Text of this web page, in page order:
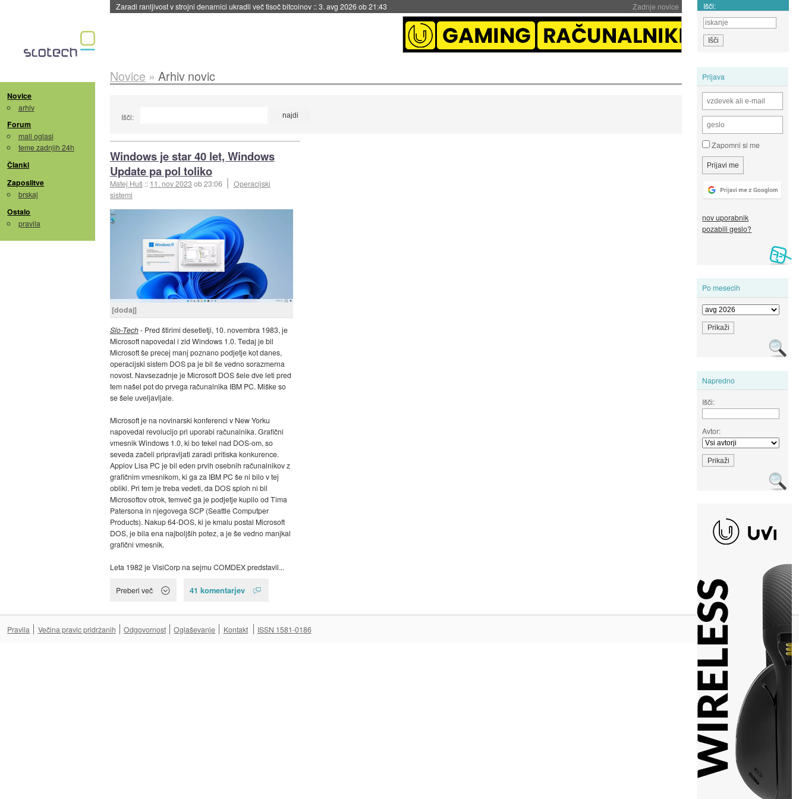
Zadnje novice
Zaradi ranljivost v strojni denarnici ukradli več tisoč bitcoinov ::3. avg 2026 ob 21:43 Išči:
Novice
arhiv
Forum
mali oglasi
teme zadnjih 24h
Članki
Zaposlitve
brskaj
Ostalo
pravila
Prijava
Zapomni si me
nov uporabnik
pozabili geslo?
Po mesecih
Napredno
Išči:
Avtor:
Novice » Arhiv novic
Išči:
Windows je star 40 let, Windows
Update pa pol toliko
Matej Huš :: 11. nov 2023 ob 23:06
Operacijski
sistemi
[dodaj]
Slo-Tech- Pred štirimi desetletji, 10. novembra 1983, je
Microsoft napovedal i zid Windows 1.0. Tedaj je bil
Microsoft še precej manj poznano podjetje kot danes,
operacijski sistem DOS pa je bil še vedno sorazmerna
novost. Navsezadnje je Microsoft DOS šele dve leti pred
tem našel pot do prvega računalnika IBM PC. Miške so
se šele uveljavljale.
Microsoft je na novinarski konferenci v New Yorku
napovedal revolucijo pri uporabi računalnika. Grafični
vmesnik Windows 1.0, ki bo tekel nad DOS-om, so
seveda začeli pripravljati zaradi pritiska konkurence.
Applov Lisa PC je bil eden prvih osebnih računalnikov z
grafičnim vmesnikom, ki ga za IBM PC še ni bilo v tej
obliki. Pri tem je treba vedeti, da DOS sploh ni bil
Microsoftov otrok, temveč ga je podjetje kupilo od Tima
Patersona in njegovega SCP (Seattle Computper
Products). Nakup 64-DOS, ki je kmalu postal Microsoft
DOS, je bila ena najboljših potez, a je še vedno manjkal
grafični vmesnik.
Leta 1982 je VisiCorp na sejmu COMDEX predstavil...
Preberi več 41 komentarjev
Na vrh ^
Pravila Večina pravic pridržanih Odgovornost Oglaševanje Kontakt ISSN 1581-0186